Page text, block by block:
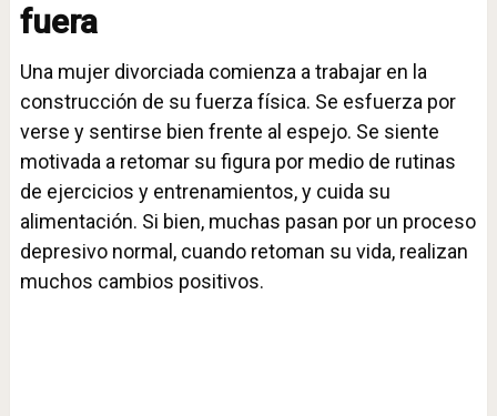
fuera
Una mujer divorciada comienza a trabajar en la
construcción de su fuerza física. Se esfuerza por
verse y sentirse bien frente al espejo. Se siente
motivada a retomar su figura por medio de rutinas
de ejercicios y entrenamientos, y cuida su
alimentación. Si bien, muchas pasan por un proceso
depresivo normal, cuando retoman su vida, realizan
muchos cambios positivos.